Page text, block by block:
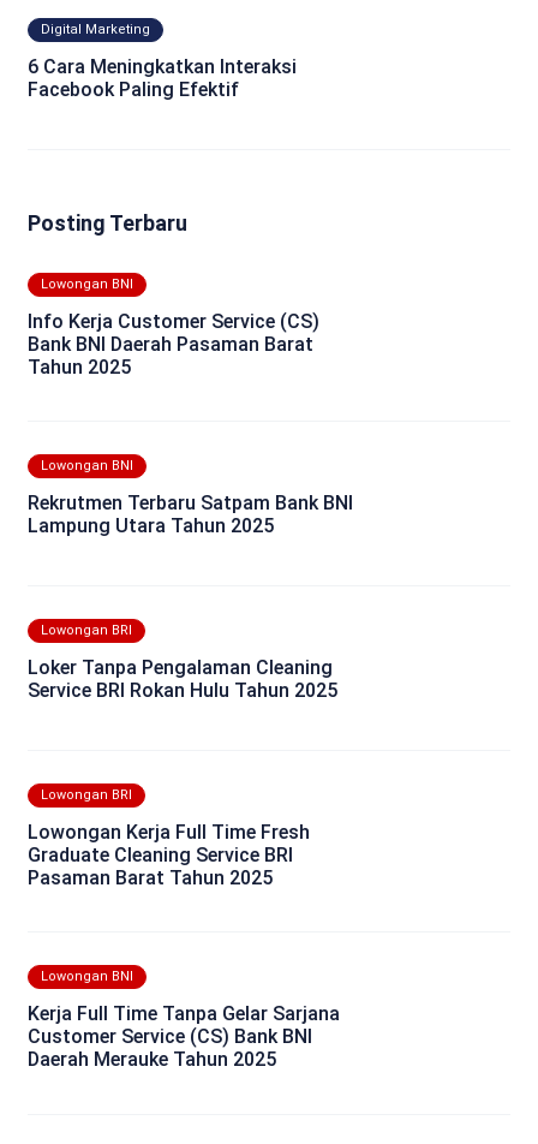
Digital Marketing
6 Cara Meningkatkan Interaksi
Facebook Paling Efektif
Posting Terbaru
Lowongan BNI
Info Kerja Customer Service (CS)
Bank BNI Daerah Pasaman Barat
Tahun 2025
Lowongan BNI
Rekrutmen Terbaru Satpam Bank BNI
Lampung Utara Tahun 2025
Lowongan BRI
Loker Tanpa Pengalaman Cleaning
Service BRI Rokan Hulu Tahun 2025
Lowongan BRI
Lowongan Kerja Full Time Fresh
Graduate Cleaning Service BRI
Pasaman Barat Tahun 2025
Lowongan BNI
Kerja Full Time Tanpa Gelar Sarjana
Customer Service (CS) Bank BNI
Daerah Merauke Tahun 2025